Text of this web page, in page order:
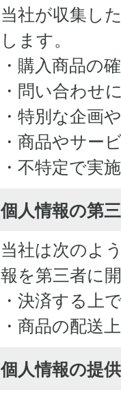
当社が収集し
します。
・購入商品の
・問い合わせ
・特別な企画
・商品やサー
・不特定で実
個人情報の第
当社は次のよ
報を第三者に
・決済する上
・商品の配送
個人情報の提供